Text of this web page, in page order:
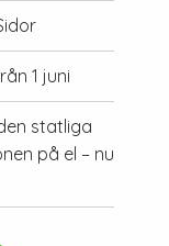
1 juni
statliga
på el – nu